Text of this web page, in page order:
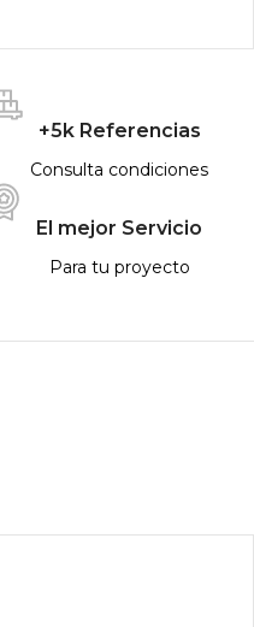
+5k Referencias
Consulta condiciones
El mejor Servicio
Para tu proyecto